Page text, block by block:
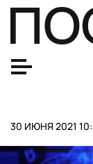
30 ИЮНЯ 2021
«POV: у тебя